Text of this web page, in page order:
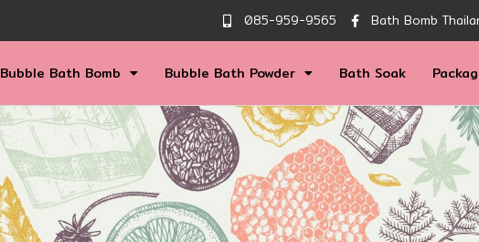
085-959-9565 Bath Bomb
Bubble Bath Bomb Bubble Bath Powder Bath Soak